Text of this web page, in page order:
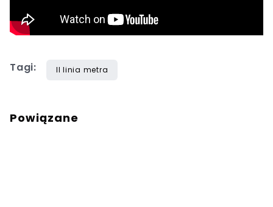
Tagi: II linia metra
Powiązane